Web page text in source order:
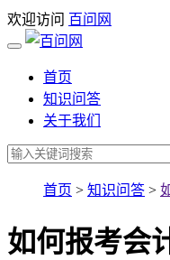
欢迎访问 百问网
首页
知识问答
关于我们
首页 > 知识问答 >
如何报考会